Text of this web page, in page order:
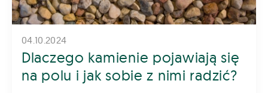
04.10.2024
Dlaczego kamienie pojawiają się
na polu i jak sobie z nimi radzić?